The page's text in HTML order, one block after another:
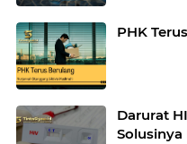
PHK
Darurat